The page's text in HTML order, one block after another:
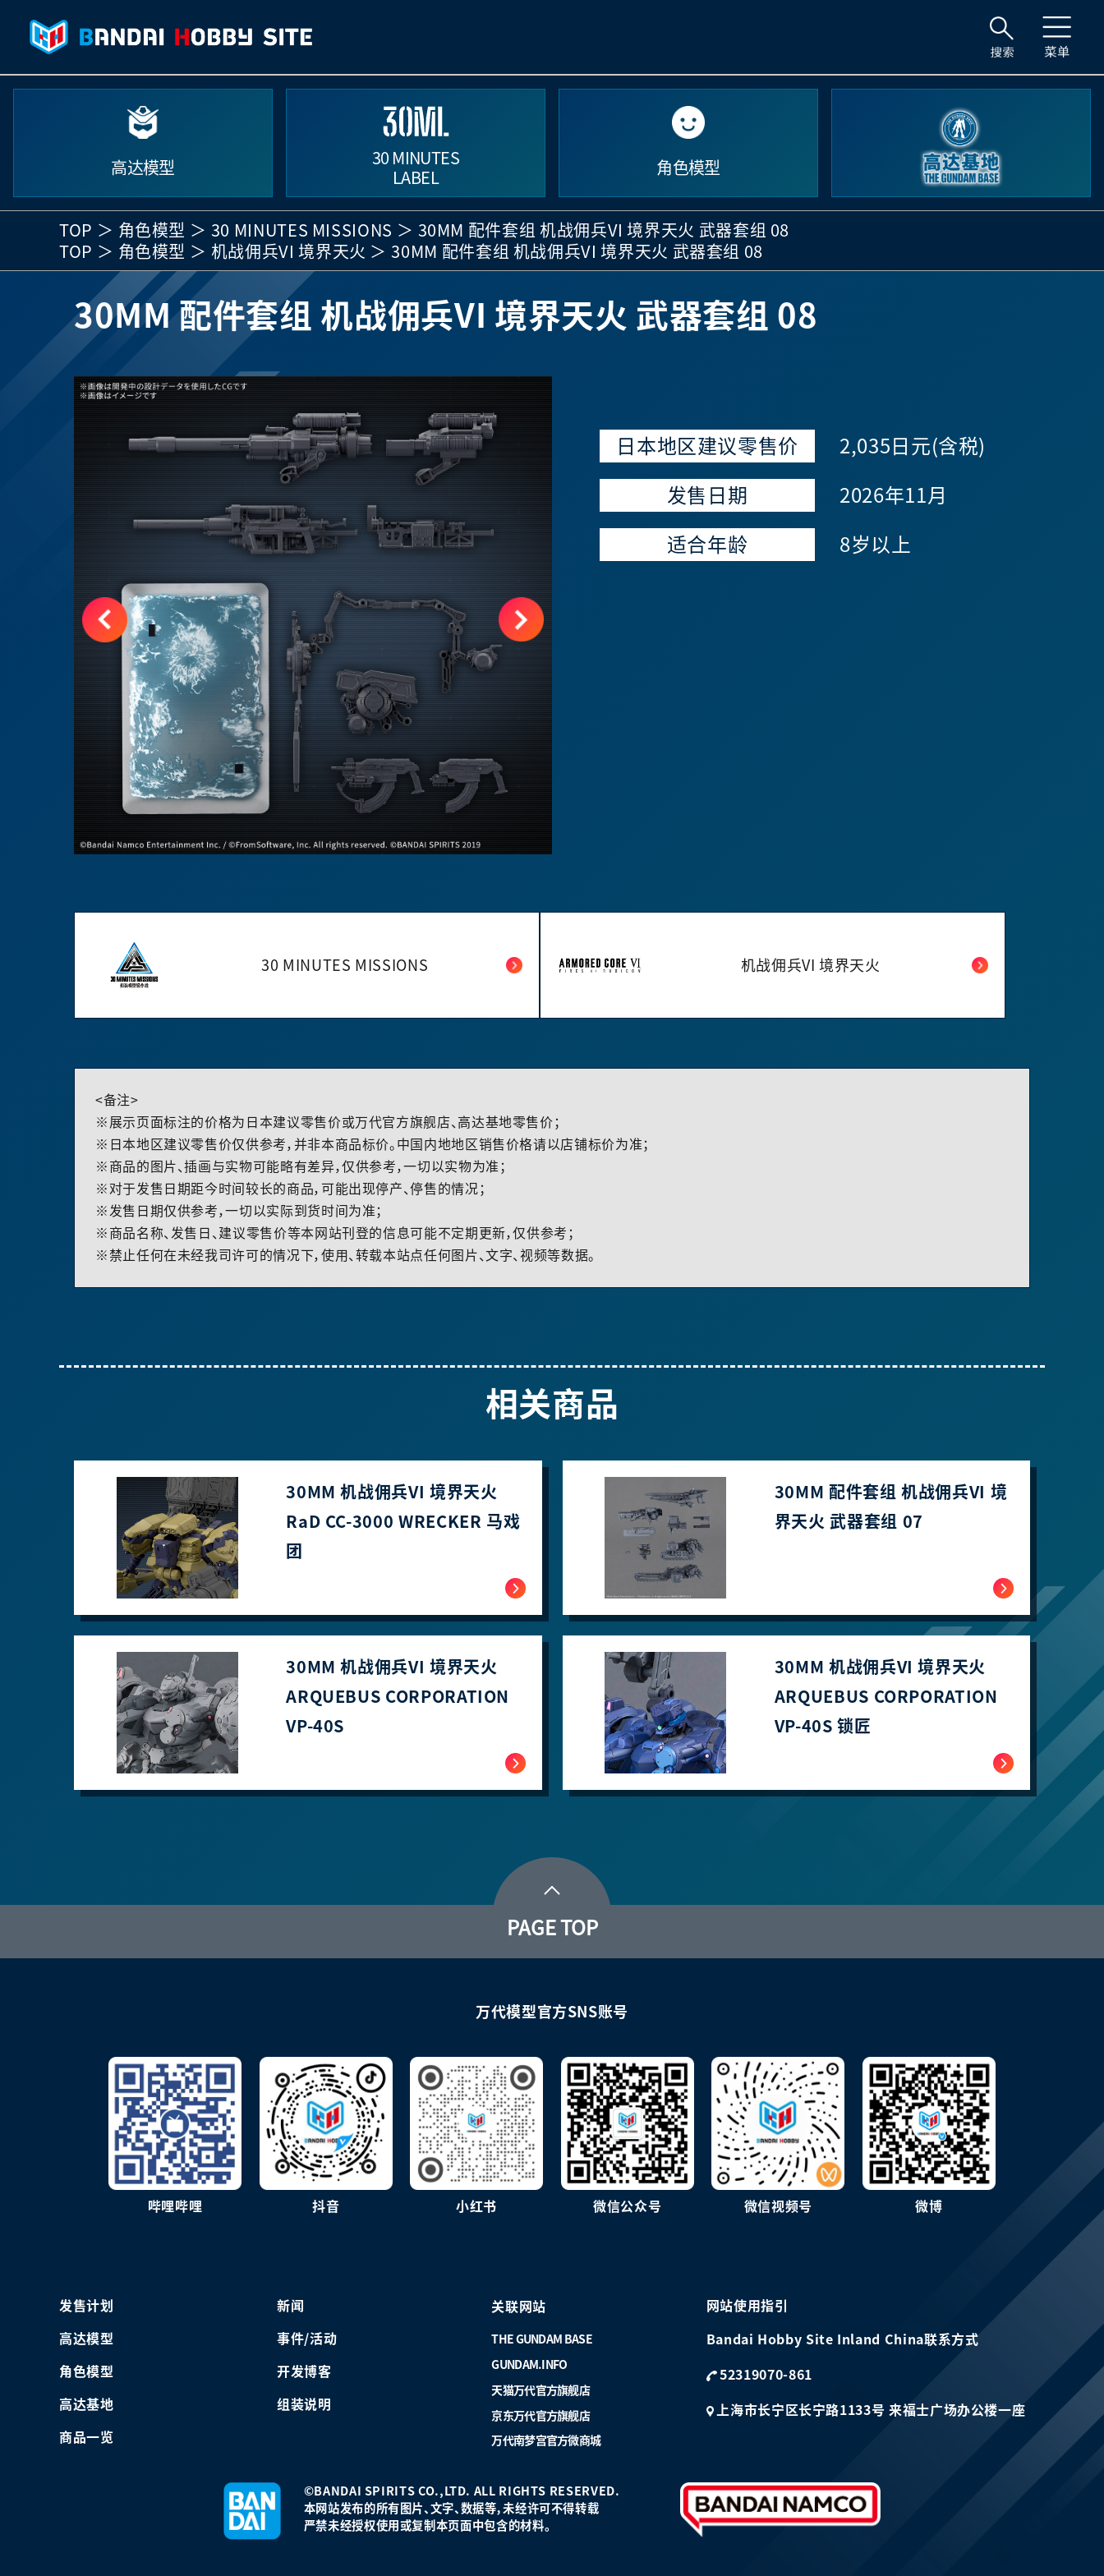
高达模型
30 MINUTES
LABEL
角色模型
TOP 角色模型 30 MINUTES MISSIONS
30MM 配件套组 机战佣兵VI 境界天火 武器套组 08
TOP
角色模型 机战佣兵VI 境界天火 30MM 配件套组 机战佣兵VI 境界天火 武器套组 08
30MM 配件套组 机战佣兵VI 境界天火 武器套组 08
日本地区建议零售价 2,035日元(含税)
发售日期 2026年11月
适合年龄 8岁以上
30 MINUTES MISSIONS 机战佣兵VI 境界天火
<备注>
※展示页面标注的价格为日本建议零售价或万代官方旗舰店、高达基地零售价；
※日本地区建议零售价仅供参考，并非本商品标价。中国内地地区销售价格请以店铺标价为准；
※商品的图片、插画与实物可能略有差异，仅供参考，一切以实物为准；
※对于发售日期距今时间较长的商品，可能出现停产、停售的情况；
※发售日期仅供参考，一切以实际到货时间为准；
※商品名称、发售日、建议零售价等本网站刊登的信息可能不定期更新，仅供参考；
※禁止任何在未经我司许可的情况下，使用、转载本站点任何图片、文字、视频等数据。
相关商品
30MM 机战佣兵VI 境界天火
RaD CC-3000 WRECKER 马戏
团
30MM 配件套组 机战佣兵VI 境
界天火 武器套组 07
30MM 机战佣兵VI 境界天火
ARQUEBUS CORPORATION
VP-40S
30MM 机战佣兵VI 境界天火
ARQUEBUS CORPORATION
VP-40S 锁匠
PAGE TOP
万代模型官方SNS账号
哔哩哔哩 抖音 小红书 微信公众号 微信视频号 微博
发售计划
高达模型
角色模型
高达基地
商品一览
新闻
事件/活动
开发博客
组装说明
关联网站
THE GUNDAM BASE
GUNDAM.INFO
天猫万代官方旗舰店
京东万代官方旗舰店
万代南梦宫官方微商城
网站使用指引
Bandai Hobby Site Inland China联系方式
52319070-861
上海市长宁区长宁路1133号 来福士广场办公楼一座
©BANDAI SPIRITS CO.,LTD. ALL RIGHTS RESERVED.
本网站发布的所有图片、文字、数据等，未经许可不得转载
严禁未经授权使用或复制本页面中包含的材料。